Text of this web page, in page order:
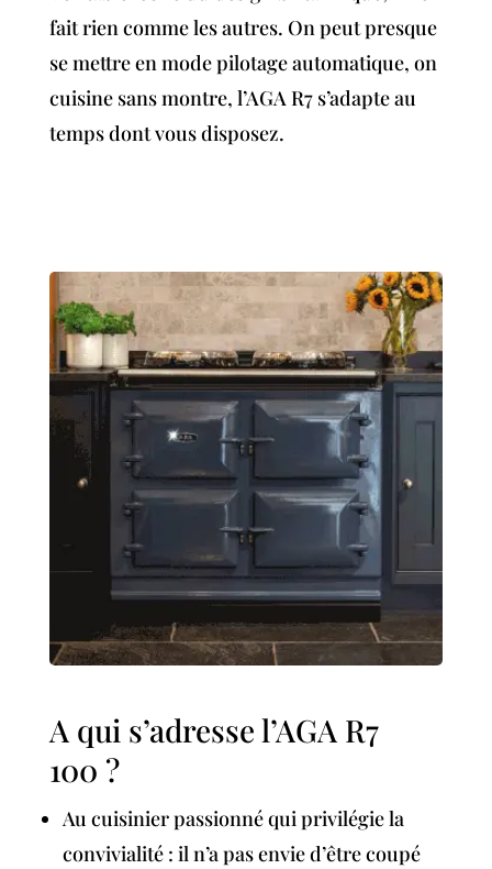
fait rien comme les autres. On peut presque
se mettre en mode pilotage automatique, on
cuisine sans montre, l’AGA R7 s’adapte au
temps dont vous disposez.
A qui s’adresse l’AGA R7
100 ?
Au cuisinier passionné qui privilégie la
convivialité : il n’a pas envie d’être coupé